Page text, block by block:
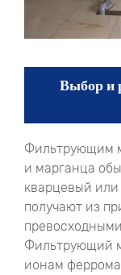
Выбор и
Фильтрующим
и марганца
кварцевый
получают из
Фильтрующий
ионам